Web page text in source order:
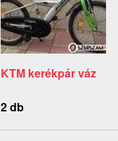
KTM kerékpár váz
2 db